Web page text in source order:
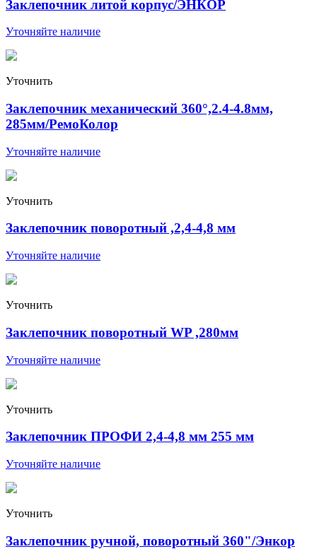
Заклепочник литой корпус/ЭНКОР
Уточняйте наличие
Уточнить
Заклепочник механический 360°,2.4-4.8мм,
285мм/РемоКолор
Уточняйте наличие
Уточнить
Заклепочник поворотный ,2,4-4,8 мм
Уточняйте наличие
Уточнить
Заклепочник поворотный WP ,280мм
Уточняйте наличие
Уточнить
Заклепочник ПРОФИ 2,4-4,8 мм 255 мм
Уточняйте наличие
Уточнить
Заклепочник ручной, поворотный 360"/Энкор